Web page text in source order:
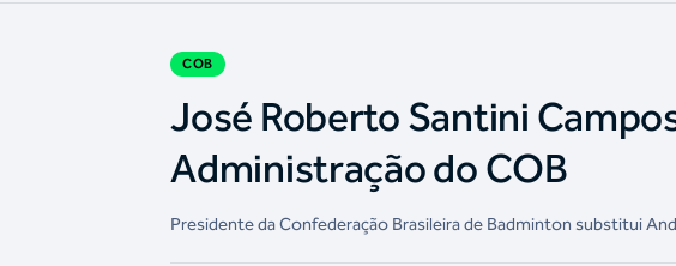
COB
José Roberto Santini
Administração do COB
Presidente da Confederação Brasileira de Badminton substitui